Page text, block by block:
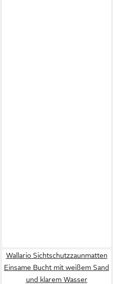
Wallario Sichtschutzzaunmatten
Einsame Bucht mit weißem Sand
und klarem Wasser